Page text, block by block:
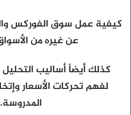
كيفية عمل سوق الفوركس
عن غيره من
كذلك أيضاً أساليب
لفهم تحركات الأسعار
المدروسة.